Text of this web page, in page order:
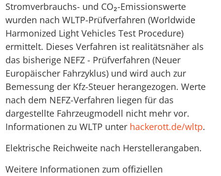
Stromverbrauchs- und CO₂-Emissionswerte
wurden nach WLTP-Prüfverfahren (Worldwide
Harmonized Light Vehicles Test Procedure)
ermittelt. Dieses Verfahren ist realitätsnäher als
das bisherige NEFZ - Prüfverfahren (Neuer
Europäischer Fahrzyklus) und wird auch zur
Bemessung der Kfz-Steuer herangezogen. Werte
nach dem NEFZ-Verfahren liegen für das
dargestellte Fahrzeugmodell nicht mehr vor.
Informationen zu WLTP unter hackerott.de/wltp.
Elektrische Reichweite nach Herstellerangaben.
Weitere Informationen zum offiziellen